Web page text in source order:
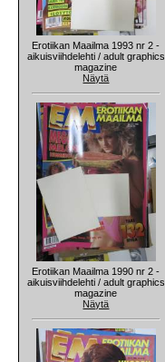
Erotiikan Maailma 1993 nr 2 -
aikuisviihdelehti / adult graphics
magazine
Näytä
Erotiikan Maailma 1990 nr 2 -
aikuisviihdelehti / adult graphics
magazine
Näytä